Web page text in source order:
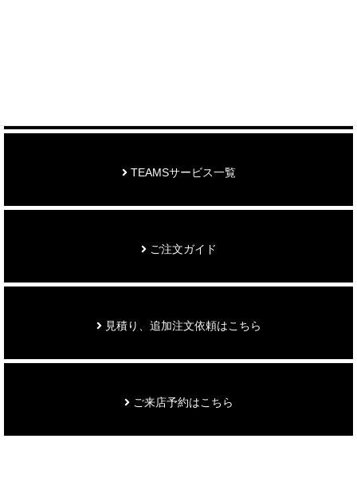
TEAMSサービス一覧
ご注文ガイド
見積り、追加注文依頼はこちら
ご来店予約はこちら